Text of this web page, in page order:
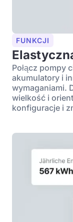
FUNKCJI
Połącz pompy
akumulatory i
wymaganiami.
wielkość i
konfiguracje i